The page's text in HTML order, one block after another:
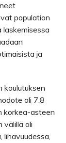
population
ja
koulutuksen
oli 7,8
korkea-asteen
välillä oli